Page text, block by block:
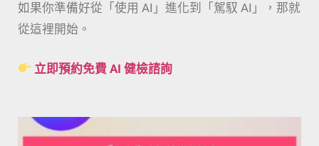
如果你準備好從「使用 AI」進化到「駕馭 AI」，那就
從這裡開始。
立即預約免費 AI 健檢諮詢